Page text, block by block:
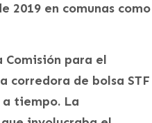
2019 en comunas como
Comisión para el
corredora de bolsa STF
tiempo. La